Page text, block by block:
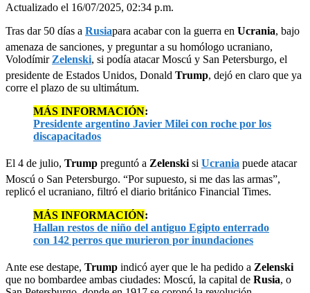
Actualizado el 16/07/2025, 02:34 p.m.
Tras dar 50 días a Rusiapara acabar con la guerra en Ucrania, bajo
amenaza de sanciones, y preguntar a su homólogo ucraniano,
Volodímir Zelenski, si podía atacar Moscú y San Petersburgo, el
presidente de Estados Unidos, Donald Trump, dejó en claro que ya
corre el plazo de su ultimátum.
MÁS INFORMACIÓN:
Presidente argentino Javier Milei con roche por los
discapacitados
El 4 de julio, Trump preguntó a Zelenski si Ucrania puede atacar
Moscú o San Petersburgo. “Por supuesto, si me das las armas”,
replicó el ucraniano, filtró el diario británico Financial Times.
MÁS INFORMACIÓN:
Hallan restos de niño del antiguo Egipto enterrado
con 142 perros que murieron por inundaciones
Ante ese destape, Trump indicó ayer que le ha pedido a Zelenski
que no bombardee ambas ciudades: Moscú, la capital de Rusia, o